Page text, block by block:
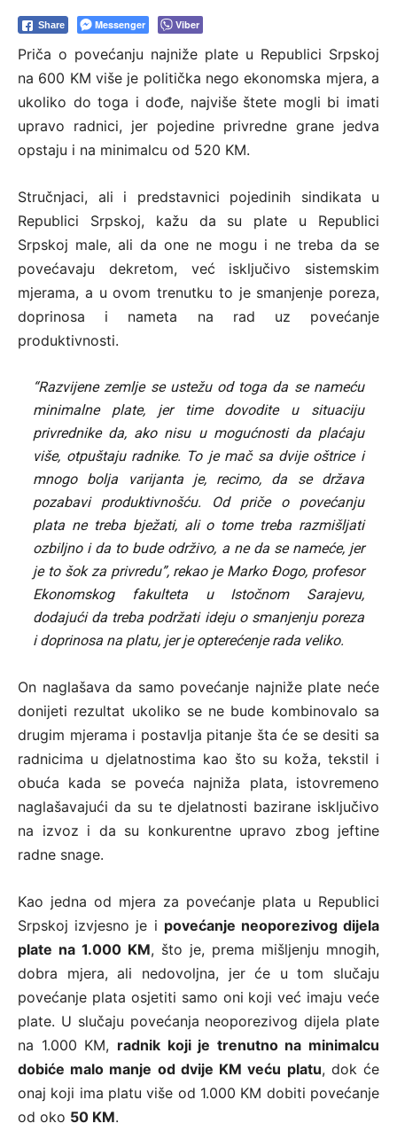
Share Messenger Viber
Priča o povećanju najniže plate u Republici Srpskoj
na 600 KM više je politička nego ekonomska mjera, a
ukoliko do toga i dođe, najviše štete mogli bi imati
upravo radnici, jer pojedine privredne grane jedva
opstaju i na minimalcu od 520 KM.
Stručnjaci, ali i predstavnici pojedinih sindikata u
Republici Srpskoj, kažu da su plate u Republici
Srpskoj male, ali da one ne mogu i ne treba da se
povećavaju dekretom, već isključivo sistemskim
mjerama, a u ovom trenutku to je smanjenje poreza,
doprinosa i nameta na rad uz povećanje
produktivnosti.
“Razvijene zemlje se ustežu od toga da se nameću
minimalne plate, jer time dovodite u situaciju
privrednike da, ako nisu u mogućnosti da plaćaju
više, otpuštaju radnike. To je mač sa dvije oštrice i
mnogo bolja varijanta je, recimo, da se država
pozabavi produktivnošću. Od priče o povećanju
plata ne treba bježati, ali o tome treba razmišljati
ozbiljno i da to bude održivo, a ne da se nameće, jer
je to šok za privredu”, rekao je Marko Đogo, profesor
Ekonomskog fakulteta u Istočnom Sarajevu,
dodajući da treba podržati ideju o smanjenju poreza
i doprinosa na platu, jer je opterećenje rada veliko.
On naglašava da samo povećanje najniže plate neće
donijeti rezultat ukoliko se ne bude kombinovalo sa
drugim mjerama i postavlja pitanje šta će se desiti sa
radnicima u djelatnostima kao što su koža, tekstil i
obuća kada se poveća najniža plata, istovremeno
naglašavajući da su te djelatnosti bazirane isključivo
na izvoz i da su konkurentne upravo zbog jeftine
radne snage.
Kao jedna od mjera za povećanje plata u Republici
Srpskoj izvjesno je i povećanje neoporezivog dijela
plate na 1.000 KM, što je, prema mišljenju mnogih,
dobra mjera, ali nedovoljna, jer će u tom slučaju
povećanje plata osjetiti samo oni koji već imaju veće
plate. U slučaju povećanja neoporezivog dijela plate
na 1.000 KM, radnik koji je trenutno na minimalcu
dobiće malo manje od dvije KM veću platu, dok će
onaj koji ima platu više od 1.000 KM dobiti povećanje
od oko 50 KM.